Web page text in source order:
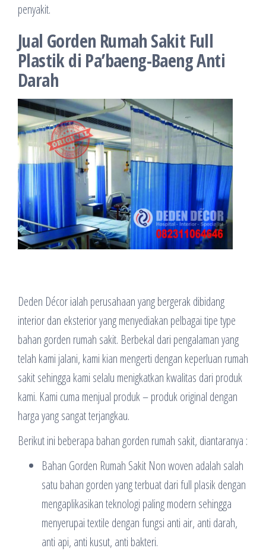
penyakit.
Jual Gorden Rumah Sakit Full
Plastik di Pa’baeng-Baeng Anti
Darah
Deden Décor ialah perusahaan yang bergerak dibidang
interior dan eksterior yang menyediakan pelbagai tipe type
bahan gorden rumah sakit. Berbekal dari pengalaman yang
telah kami jalani, kami kian mengerti dengan keperluan rumah
sakit sehingga kami selalu menigkatkan kwalitas dari produk
kami. Kami cuma menjual produk – produk original dengan
harga yang sangat terjangkau.
Berikut ini beberapa bahan gorden rumah sakit, diantaranya :
Bahan Gorden Rumah Sakit Non woven adalah salah
satu bahan gorden yang terbuat dari full plasik dengan
mengaplikasikan teknologi paling modern sehingga
menyerupai textile dengan fungsi anti air, anti darah,
anti api, anti kusut, anti bakteri.